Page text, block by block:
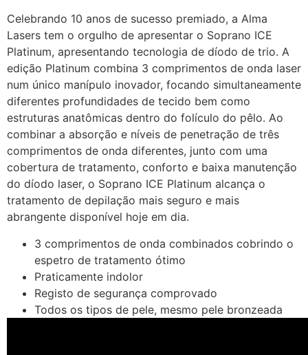
Celebrando 10 anos de sucesso premiado, a Alma
Lasers tem o orgulho de apresentar o Soprano ICE
Platinum, apresentando tecnologia de díodo de trio. A
edição Platinum combina 3 comprimentos de onda laser
num único manípulo inovador, focando simultaneamente
diferentes profundidades de tecido bem como
estruturas anatômicas dentro do folículo do pêlo. Ao
combinar a absorção e níveis de penetração de três
comprimentos de onda diferentes, junto com uma
cobertura de tratamento, conforto e baixa manutenção
do díodo laser, o Soprano ICE Platinum alcança o
tratamento de depilação mais seguro e mais
abrangente disponível hoje em dia.
3 comprimentos de onda combinados cobrindo o
espetro de tratamento ótimo
Praticamente indolor
Registo de segurança comprovado
Todos os tipos de pele, mesmo pele bronzeada